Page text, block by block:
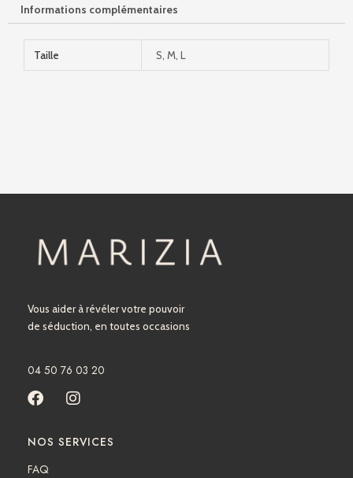
Informations complémentaires
Taille S, M, L
Vous aider à révéler votre pouvoir
de séduction, en toutes occasions
04 50 76 03 20
F
e
b
I
t
NOS SERVICES
FAQ